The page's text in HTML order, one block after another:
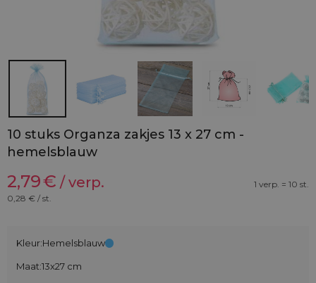
10 stuks Organza zakjes 13 x 27 cm -
hemelsblauw
2,79€ / verp.
1 verp. = 10 st.
0,28 € / st.
Kleur:Hemelsblauw
Maat:13x27 cm